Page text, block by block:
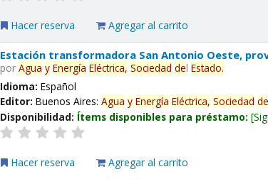
Hacer reserva Agregar al carrito
Estación transformadora San Antonio Oeste,
porAgua y Energía Eléctrica, Sociedad delEstado.
Idioma:Español
Editor:Buenos Aires:Agua y Energía Eléctrica, Sociedad
Disponibilidad: Ítems disponibles para préstamo:
Hacer reserva Agregar al carrito